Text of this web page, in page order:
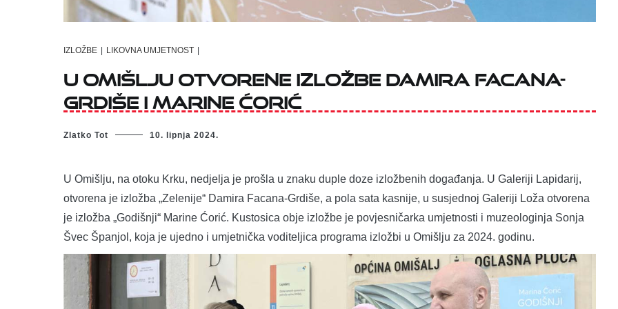
IZLOŽBE LIKOVNA UMJETNOST
U Omišlju otvorene izložbe Damira Facana-
Grdiše i Marine Ćorić
Zlatko Tot 10. lipnja 2024.
U Omišlju, na otoku Krku, nedjelja je prošla u znaku duple doze izložbenih događanja. U Galeriji Lapidarij,
otvorena je izložba „Zelenije“ Damira Facana-Grdiše, a pola sata kasnije, u susjednoj Galeriji Loža otvorena
je izložba „Godišnji“ Marine Ćorić. Kustosica obje izložbe je povjesničarka umjetnosti i muzeologinja Sonja
Švec Španjol, koja je ujedno i umjetnička voditeljica programa izložbi u Omišlju za 2024. godinu.